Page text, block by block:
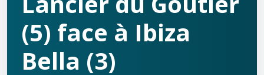
(5) face à Ibiza
Bella (3)